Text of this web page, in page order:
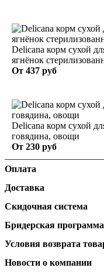
Delicana корм сухой
ягнёнок
От 437 руб
Delicana корм сухой
говядина, овощи
От 230 руб
Оплата
Доставка
Скидочная система
Бридерская программа
Условия возврата
Новости о компании